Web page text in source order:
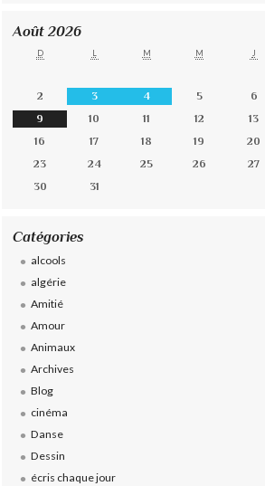
Août 2026
D L M M J
2
3 4 5 6
9
10 11 12 13
16
17 18 19 20
23
24 25 26 27
30
31
Catégories
alcools
algérie
Amitié
Amour
Animaux
Archives
Blog
cinéma
Danse
Dessin
écris chaque jour